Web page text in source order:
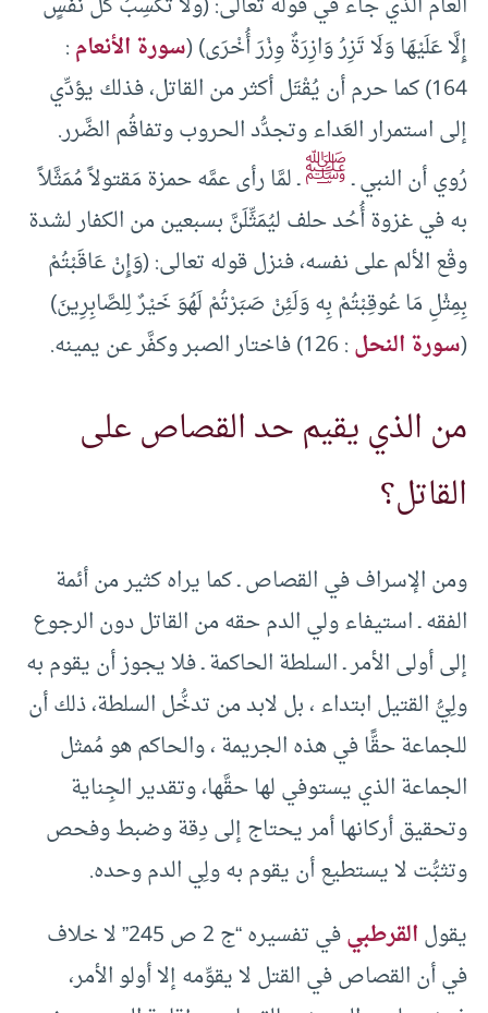
إِلَّا عَلَيْهَا وَلَا تَزِرُ وَازِرَةٌ وِزْرَ أُخْرَى) (سورة الأنعام:
164) كما حرم أن يُقْتَل أكثر من القاتل، فذلك يؤدِّي
إلى استمرار العَداء وتجدُّد الحروب وتفاقُم الضَّرر.
رُوي أن النبي ـﷺـ لمَّا رأى عمَّه حمزة مَقتولاً مُمَثَّلاً
به في غزوة أُحُد حلف ليُمَثِّلَنَّ بسبعين من الكفار لشدة
وقْع الألم على نفسه، فنزل قوله تعالى: (وَإِنْ عَاقَبْتُمْ
بِمِثْلِ مَا عُوقِبْتُمْ بِه وَلَئِنْ صَبَرْتُمْ لَهُوَ خَيْرٌ لِلصَّابِرِينَ)
(سورة النحل: 126) فاختار الصبر وكفَّر عن يمينه.
من الذي يقيم حد القصاص على
القاتل؟
ومن الإسراف في القصاص ـ كما يراه كثير من أئمة
الفقه ـ استيفاء ولي الدم حقه من القاتل دون الرجوع
إلى أولى الأمر ـ السلطة الحاكمة ـ فلا يجوز أن يقوم به
ولِيُّ القتيل ابتداء ، بل لابد من تدخُّل السلطة، ذلك أن
للجماعة حقًّا في هذه الجريمة ، والحاكم هو مُمثل
الجماعة الذي يستوفي لها حقَّها، وتقدير الجِناية
وتحقيق أركانها أمر يحتاج إلى دِقة وضبط وفحص
وتثبُّت لا يستطيع أن يقوم به ولِي الدم وحده.
يقولالقرطبي
في تفسيره “ج 2 ص 245” لا خلاف
في أن القصاص في القتل لا يقوِّمه إلا أولو الأمر،